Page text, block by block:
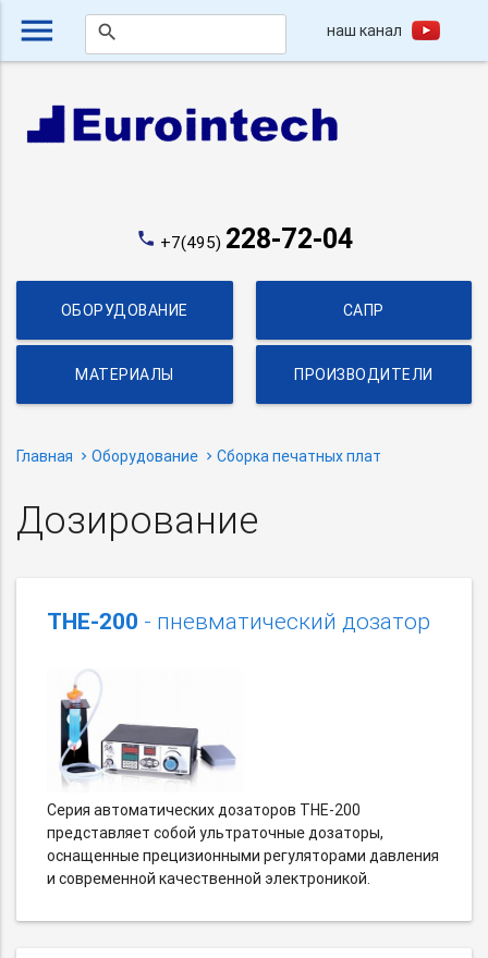
menu search наш канал
phone +7(495) 228-72-04
ОБОРУДОВАНИЕ САПР
МАТЕРИАЛЫ ПРОИЗВОДИТЕЛИ
Главная Оборудование Сборка печатных плат
Дозирование
THE-200 - пневматический дозатор
Серия автоматических дозаторов THE-200
представляет собой ультраточные дозаторы,
оснащенные прецизионными регуляторами давления
и современной качественной электроникой.